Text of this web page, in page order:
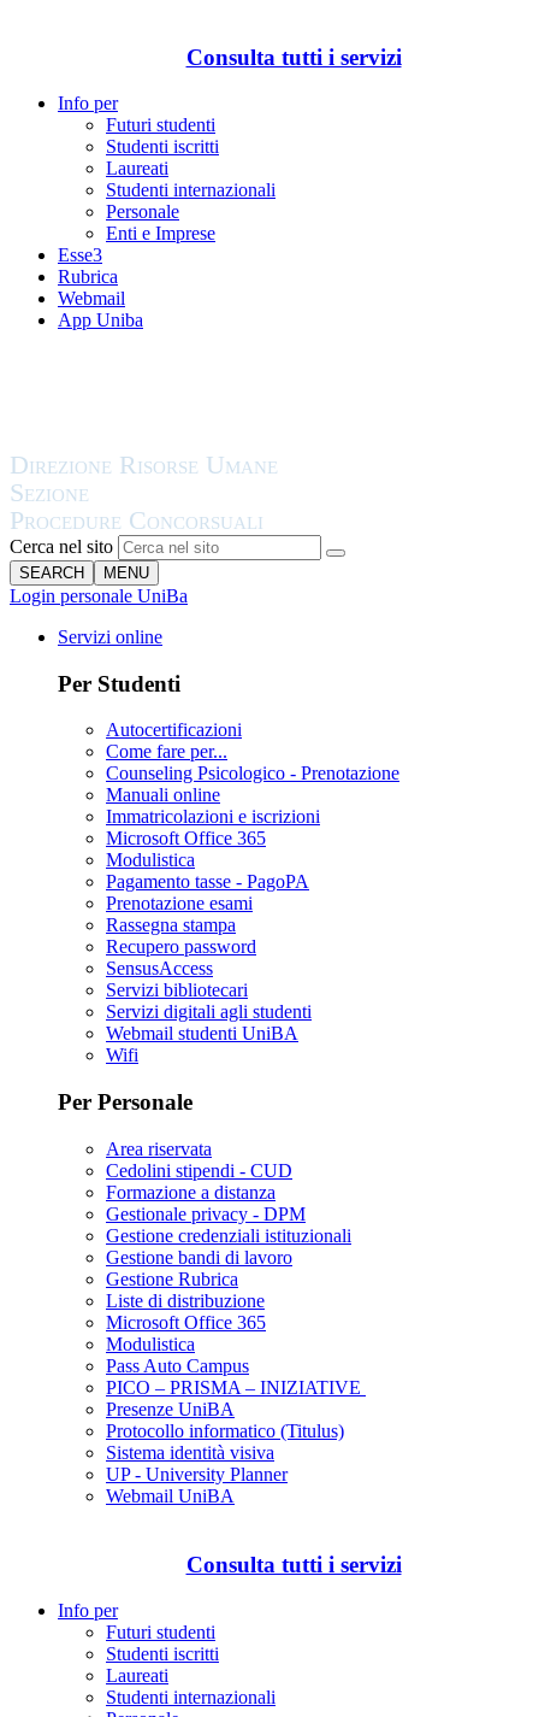
Consulta tutti i servizi
Info per
Futuri studenti
Studenti iscritti
Laureati
Studenti internazionali
Personale
Enti e Imprese
Esse3
Rubrica
Webmail
App Uniba
Cerca nel sito
SEARCH MENU
Login personale UniBa
Servizi online
Per Studenti
Autocertificazioni
Come fare per...
Counseling Psicologico - Prenotazione
Manuali online
Immatricolazioni e iscrizioni
Microsoft Office 365
Modulistica
Pagamento tasse - PagoPA
Prenotazione esami
Rassegna stampa
Recupero password
SensusAccess
Servizi bibliotecari
Servizi digitali agli studenti
Webmail studenti UniBA
Wifi
Per Personale
Area riservata
Cedolini stipendi - CUD
Formazione a distanza
Gestionale privacy - DPM
Gestione credenziali istituzionali
Gestione bandi di lavoro
Gestione Rubrica
Liste di distribuzione
Microsoft Office 365
Modulistica
Pass Auto Campus
PICO – PRISMA – INIZIATIVE
Presenze UniBA
Protocollo informatico (Titulus)
Sistema identità visiva
UP - University Planner
Webmail UniBA
Consulta tutti i servizi
Info per
Futuri studenti
Studenti iscritti
Laureati
Studenti internazionali